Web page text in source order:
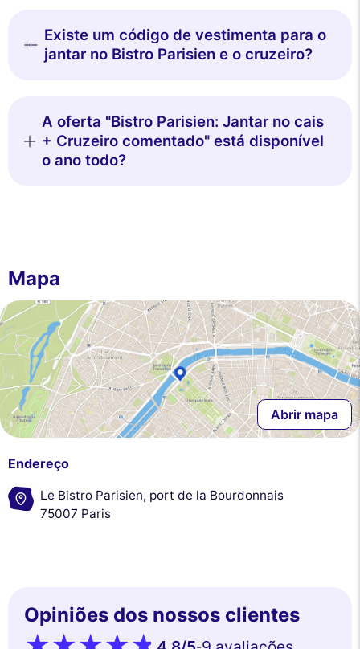
Existe um código de vestimenta para o
jantar no Bistro Parisien e o cruzeiro?
A oferta "Bistro Parisien: Jantar no cais
+ Cruzeiro comentado" está disponível
o ano todo?
Mapa
Abrir mapa
Endereço
Le Bistro Parisien, port de la Bourdonnais
75007 Paris
Opiniões dos nossos clientes